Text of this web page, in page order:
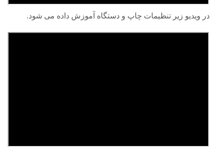
در ویدیو زیر تنظیمات چاپ و دستگاه آموزش داده می شود.